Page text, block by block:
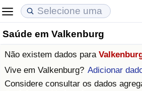
Saúde em Valkenburg
Não existem dados para
Vive em Valkenburg? Adicionar
Considere consultar os dados
Custo de Vida
Preços de Imóveis
Qualidade de Vida